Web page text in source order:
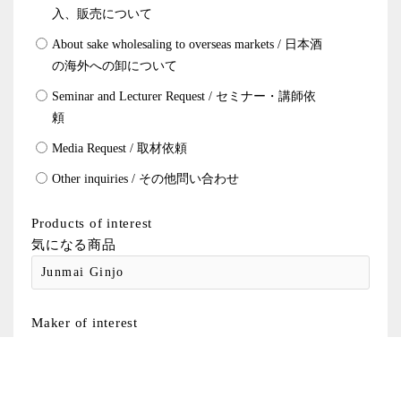
入、販売について
About sake wholesaling to overseas markets / 日本酒
の海外への卸について
Seminar and Lecturer Request / セミナー・講師依
頼
Media Request / 取材依頼
Other inquiries / その他問い合わせ
Products of interest
気になる商品
Maker of interest